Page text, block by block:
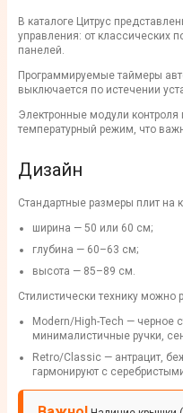
В каталоге Цитрус
управления: от классических
панелей.
Программируемые таймеры
выключается по истечении
Электронные модули
температурный режим, что
Дизайн
Стандартные размеры плит на
ширина — 50 или 60 см;
глубина — 60–63 см;
высота — 85–89 см.
Стилистически технику можно
Modern/High-Tech — черное
минималистичные ручки,
Retro/Classic — антрацит,
гармонируют с